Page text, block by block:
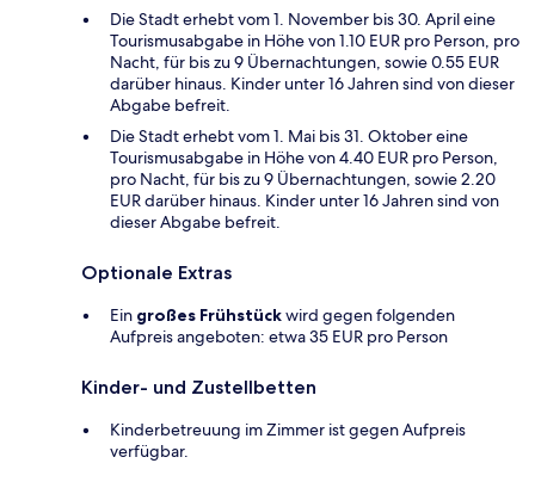
Die Stadt erhebt vom 1. November bis 30. April eine
Tourismusabgabe in Höhe von 1.10 EUR pro Person, pro
Nacht, für bis zu 9 Übernachtungen, sowie 0.55 EUR
darüber hinaus. Kinder unter 16 Jahren sind von dieser
Abgabe befreit.
Die Stadt erhebt vom 1. Mai bis 31. Oktober eine
Tourismusabgabe in Höhe von 4.40 EUR pro Person,
pro Nacht, für bis zu 9 Übernachtungen, sowie 2.20
EUR darüber hinaus. Kinder unter 16 Jahren sind von
dieser Abgabe befreit.
Optionale Extras
Ein großes Frühstückwird gegen folgenden
Aufpreis angeboten: etwa 35 EUR pro Person
Kinder- und Zustellbetten
Kinderbetreuung im Zimmer ist gegen Aufpreis
verfügbar.